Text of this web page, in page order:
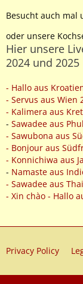
Besucht auch mal
oder unsere
Hier unsere
2024 und 2025
- Hallo aus
- Servus aus Wien
- Kalimera aus
- Sawadee aus
- Sawubona aus
- Bonjour aus
- Konnichiwa aus
- Namaste aus
- Sawadee aus
- Xin chào - Hallo
Privacy Policy